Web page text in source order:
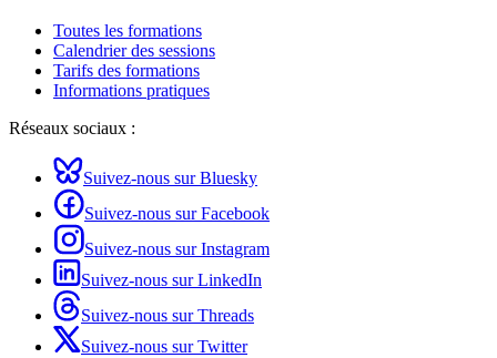
Toutes les formations
Calendrier des sessions
Tarifs des formations
Informations pratiques
Réseaux sociaux :
Suivez-nous sur Bluesky
Suivez-nous sur Facebook
Suivez-nous sur Instagram
Suivez-nous sur LinkedIn
Suivez-nous sur Threads
Suivez-nous sur Twitter